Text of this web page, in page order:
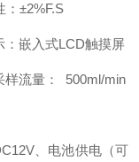
LCD触摸屏
： 500ml/min
、电池供电（可